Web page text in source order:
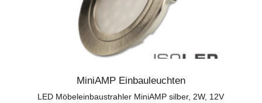
MiniAMP Einbauleuchten
LED Möbeleinbaustrahler MiniAMP silber, 2W, 12V